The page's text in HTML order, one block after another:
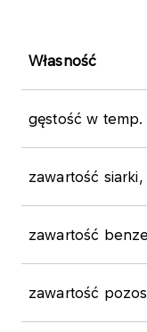
Własność
​gęstość w temp.
zawartość
​zawartość
​zawartość